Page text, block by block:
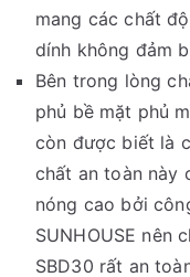
mang các chất
dính không đảm
Bên trong lòng
phủ bề mặt phủ
còn được biết là
chất an toàn này
nóng cao bởi
SUNHOUSE nên
SBD30 rất an